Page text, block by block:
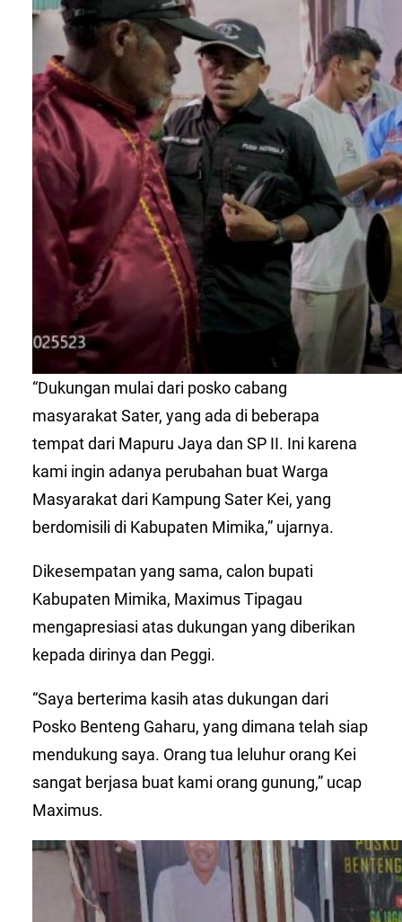
“Dukungan mulai dari posko cabang
masyarakat Sater, yang ada di beberapa
tempat dari Mapuru Jaya dan SP II. Ini karena
kami ingin adanya perubahan buat Warga
Masyarakat dari Kampung Sater Kei, yang
berdomisili di Kabupaten Mimika,” ujarnya.
Dikesempatan yang sama, calon bupati
Kabupaten Mimika, Maximus Tipagau
mengapresiasi atas dukungan yang diberikan
kepada dirinya dan Peggi.
“Saya berterima kasih atas dukungan dari
Posko Benteng Gaharu, yang dimana telah siap
mendukung saya. Orang tua leluhur orang Kei
sangat berjasa buat kami orang gunung,” ucap
Maximus.